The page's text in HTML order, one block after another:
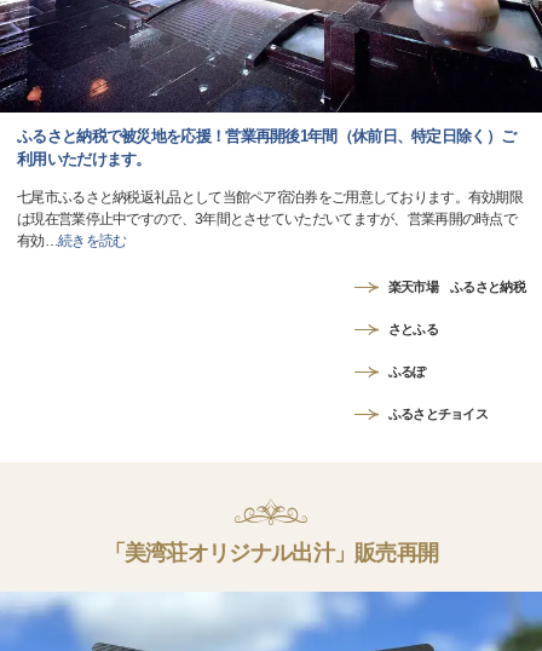
ふるさと納税で被災地を応援！営業再開後1年間（休前日、特定日除く）ご
利用いただけます。
七尾市ふるさと納税返礼品として当館ペア宿泊券をご用意しております。有効期限
は現在営業停止中ですので、3年間とさせていただいてますが、営業再開の時点で
有効…続きを読む
楽天市場 ふるさと納税
さとふる
ふるぽ
ふるさとチョイス
「美湾荘オリジナル出汁」販売再開